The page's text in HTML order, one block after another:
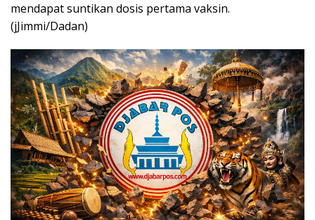
mendapat suntikan dosis pertama vaksin.
(jJimmi/Dadan)